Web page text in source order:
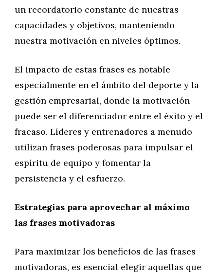
un recordatorio constante de nuestras
capacidades y objetivos, manteniendo
nuestra motivación en niveles óptimos.
El impacto de estas frases es notable
especialmente en el ámbito del deporte y la
gestión empresarial, donde la motivación
puede ser el diferenciador entre el éxito y el
fracaso. Líderes y entrenadores a menudo
utilizan frases poderosas para impulsar el
espíritu de equipo y fomentar la
persistencia y el esfuerzo.
Estrategias para aprovechar al máximo
las frases motivadoras
Para maximizar los beneficios de las frases
motivadoras, es esencial elegir aquellas que